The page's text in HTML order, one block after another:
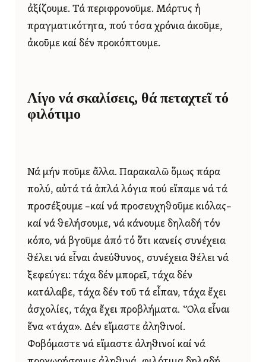
ἀξίζουμε. Τά περιφρονοῦμε. Μάρτυς ἡ
πραγματικότητα, πού τόσα χρόνια ἀκοῦμε,
ἀκοῦμε καί δέν προκόπτουμε.
Λίγο νά σκαλίσεις, θά πεταχτεῖ τό
φιλότιμο
Νά μήν ποῦμε ἄλλα. Παρακαλῶ ὅμως πάρα
πολύ, αὐτά τά ἁπλά λόγια πού εἴπαμε νά τά
προσέξουμε –καί νά προσευχηθοῦμε κιόλας–
καί νά θελήσουμε, νά κάνουμε δηλαδή τόν
κόπο, νά βγοῦμε ἀπό τό ὅτι κανείς συνέχεια
θέλει νά εἶναι ἀνεύθυνος, συνέχεια θέλει νά
ξεφεύγει: τάχα δέν μπορεῖ, τάχα δέν
κατάλαβε, τάχα δέν τοῦ τά εἶπαν, τάχα ἔχει
ἀσχολίες, τάχα ἔχει προβλήματα. Ὅλα εἶναι
ἕνα «τάχα». Δέν εἴμαστε ἀληθινοί.
Φοβόμαστε νά εἴμαστε ἀληθινοί καί νά